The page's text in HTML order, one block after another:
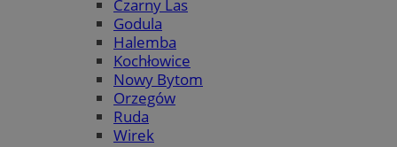
Czarny Las
Godula
Halemba
Kochłowice
Nowy Bytom
Orzegów
Ruda
Wirek